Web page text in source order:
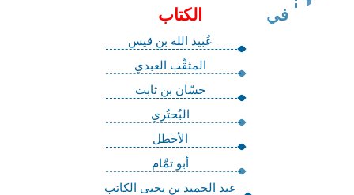
في
الكتاب
عُبيد الله بن قيس
المثقِّب العبدي
حسّان بن ثابت
البُحتُري
الأخطل
أبو تمَّام
عبد الحميد بن يحيى الكاتب